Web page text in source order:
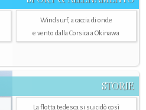
Windsurf, a caccia di onde
e vento dalla Corsica a Okinawa
STORIE
La flotta tedesca si suicidò così